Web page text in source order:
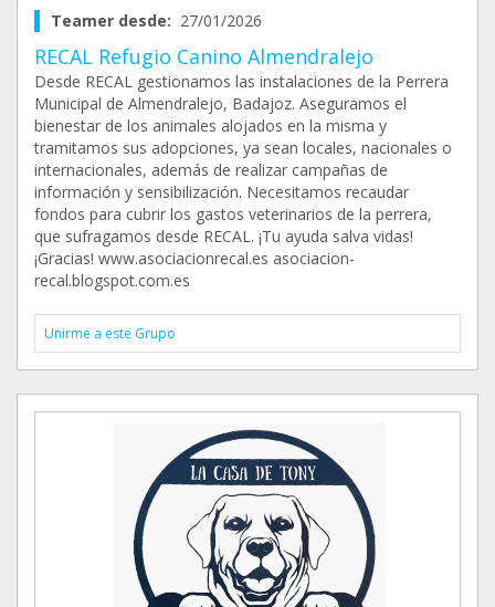
Teamer desde: 27/01/2026
RECAL Refugio Canino Almendralejo
Desde RECAL gestionamos las instalaciones de la Perrera
Municipal de Almendralejo, Badajoz. Aseguramos el
bienestar de los animales alojados en la misma y
tramitamos sus adopciones, ya sean locales, nacionales o
internacionales, además de realizar campañas de
información y sensibilización. Necesitamos recaudar
fondos para cubrir los gastos veterinarios de la perrera,
que sufragamos desde RECAL. ¡Tu ayuda salva vidas!
¡Gracias! www.asociacionrecal.es asociacion-
recal.blogspot.com.es
Unirme a este Grupo